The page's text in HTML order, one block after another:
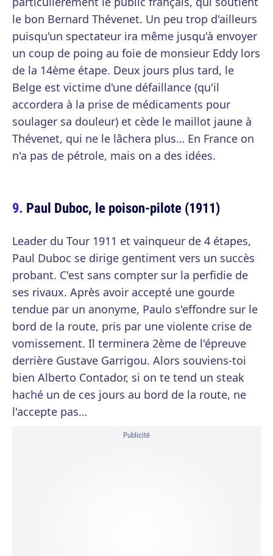
le bon Bernard Thévenet. Un peu trop d'ailleurs
puisqu'un spectateur ira même jusqu'à envoyer
un coup de poing au foie de monsieur Eddy lors
de la 14ème étape. Deux jours plus tard, le
Belge est victime d'une défaillance (qu'il
accordera à la prise de médicaments pour
soulager sa douleur) et cède le maillot jaune à
Thévenet, qui ne le lâchera plus… En France on
n'a pas de pétrole, mais on a des idées.
Paul Duboc, le poison-pilote (1911)
Leader du Tour 1911 et vainqueur de 4 étapes,
Paul Duboc se dirige gentiment vers un succès
probant. C'est sans compter sur la perfidie de
ses rivaux. Après avoir accepté une gourde
tendue par un anonyme, Paulo s'effondre sur le
bord de la route, pris par une violente crise de
vomissement. Il terminera 2ème de l'épreuve
derrière Gustave Garrigou. Alors souviens-toi
bien Alberto Contador, si on te tend un steak
haché un de ces jours au bord de la route, ne
l'accepte pas…
Publicité